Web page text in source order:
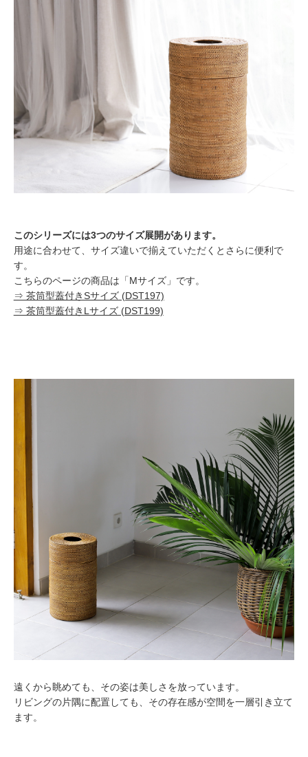
このシリーズには3つのサイズ展開があります。
用途に合わせて、サイズ違いで揃えていただくとさらに便利で
す。
こちらのページの商品は「Mサイズ」です。
⇒ 茶筒型蓋付きSサイズ (DST197)
⇒ 茶筒型蓋付きLサイズ (DST199)
遠くから眺めても、その姿は美しさを放っています。
リビングの片隅に配置しても、その存在感が空間を一層引き立て
ます。